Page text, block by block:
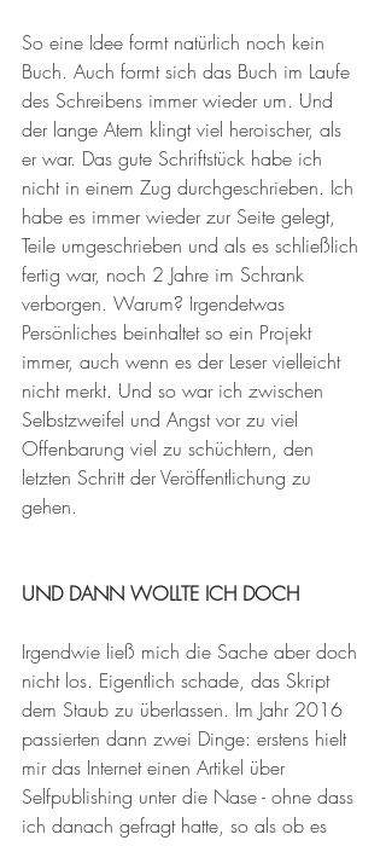
So eine Idee formt natürlich noch kein
Buch. Auch formt sich das Buch im Laufe
des Schreibens immer wieder um. Und
der lange Atem klingt viel heroischer, als
er war. Das gute Schriftstück habe ich
nicht in einem Zug durchgeschrieben. Ich
habe es immer wieder zur Seite gelegt,
Teile umgeschrieben und als es schließlich
fertig war, noch 2 Jahre im Schrank
verborgen. Warum? Irgendetwas
Persönliches beinhaltet so ein Projekt
immer, auch wenn es der Leser vielleicht
nicht merkt. Und so war ich zwischen
Selbstzweifel und Angst vor zu viel
Offenbarung viel zu schüchtern, den
letzten Schritt der Veröffentlichung zu
gehen.
UND DANN WOLLTE ICH DOCH
Irgendwie ließ mich die Sache aber doch
nicht los. Eigentlich schade, das Skript
dem Staub zu überlassen. Im Jahr 2016
passierten dann zwei Dinge: erstens hielt
mir das Internet einen Artikel über
Selfpublishing unter die Nase - ohne dass
ich danach gefragt hatte, so als ob es